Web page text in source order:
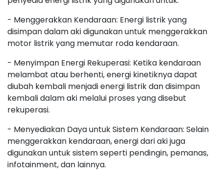
- Menggerakkan Kendaraan: Energi listrik yang
disimpan dalam aki digunakan untuk menggerakkan
motor listrik yang memutar roda kendaraan.
- Menyimpan Energi Rekuperasi: Ketika kendaraan
melambat atau berhenti, energi kinetiknya dapat
diubah kembali menjadi energi listrik dan disimpan
kembali dalam aki melalui proses yang disebut
rekuperasi.
- Menyediakan Daya untuk Sistem Kendaraan: Selain
menggerakkan kendaraan, energi dari aki juga
digunakan untuk sistem seperti pendingin, pemanas,
infotainment, dan lainnya.